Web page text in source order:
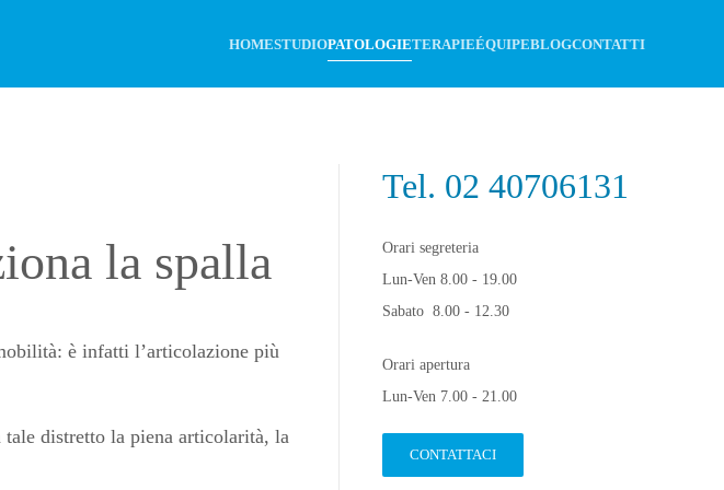
HOMESTUDIOPATOLOGIETERAPIEÉQUIPEBLOGCONTATTI
la spalla
è infatti l’articolazione più
tale distretto la piena artico­larità, la
Tel. 02 40706131
Orari segreteria
Lun-Ven 8.00 - 19.00
Sabato 8.00 - 12.30
Orari apertura
Lun-Ven 7.00 - 21.00
CONTATTACI